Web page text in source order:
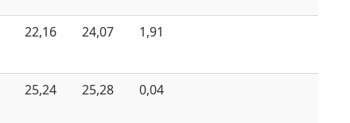
22,16 24,07 1,91
25,24 25,28 0,04